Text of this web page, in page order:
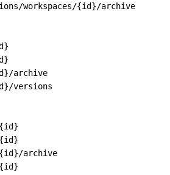
workspaces/{id}/archive
archive
versions
archive